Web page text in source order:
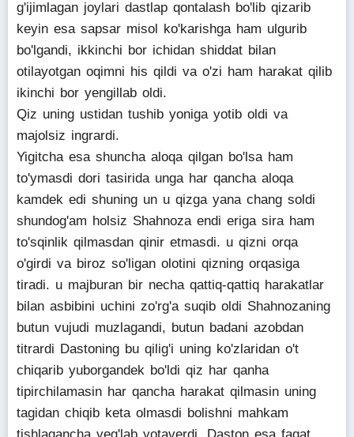
g'ijimlagan joylari dastlap qontalash bo'lib qizarib
keyin esa sapsar misol ko'karishga ham ulgurib
bo'lgandi, ikkinchi bor ichidan shiddat bilan
otilayotgan oqimni his qildi va o'zi ham harakat qilib
ikinchi bor yengillab oldi.
Qiz uning ustidan tushib yoniga yotib oldi va
majolsiz ingrardi.
Yigitcha esa shuncha aloqa qilgan bo'lsa ham
to'ymasdi dori tasirida unga har qancha aloqa
kamdek edi shuning un u qizga yana chang soldi
shundog'am holsiz Shahnoza endi eriga sira ham
to'sqinlik qilmasdan qinir etmasdi. u qizni orqa
o'girdi va biroz so'ligan olotini qizning orqasiga
tiradi. u majburan bir necha qattiq-qattiq harakatlar
bilan asbibini uchini zo'rg'a suqib oldi Shahnozaning
butun vujudi muzlagandi, butun badani azobdan
titrardi Dastoning bu qilig'i uning ko'zlaridan o't
chiqarib yuborgandek bo'ldi qiz har qanha
tipirchilamasin har qancha harakat qilmasin uning
tagidan chiqib keta olmasdi bolishni mahkam